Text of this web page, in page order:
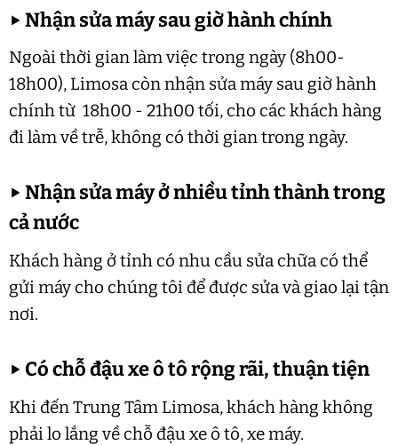
▶Nhận sửa máy sau giờ hành chính
Ngoài thời gian làm việc trong ngày (8h00-
18h00), Limosa còn nhận sửa máy sau giờ hành
chính từ 18h00 - 21h00 tối, cho các khách hàng
đi làm về trễ, không có thời gian trong ngày.
▶Nhận sửa máy ở nhiều tỉnh thành trong
cả nước
Khách hàng ở tỉnh có nhu cầu sửa chữa có thể
gửi máy cho chúng tôi để được sửa và giao lại tận
nơi.
▶ Có chỗ đậu xe ô tô rộng rãi, thuận tiện
Khi đến Trung Tâm Limosa, khách hàng không
phải lo lắng về chỗ đậu xe ô tô, xe máy.